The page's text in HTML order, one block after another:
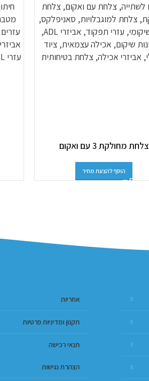
צלחת מחולקת 3 עם ואקום
הוסף להצעת מחיר
אחריות
תקנון ומדיניות פרטיות
תנאי רכישה
הצהרת נגישות